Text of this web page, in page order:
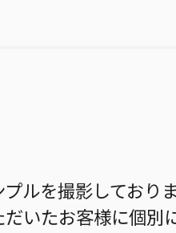
ルを撮影しており
いたお客様に個別